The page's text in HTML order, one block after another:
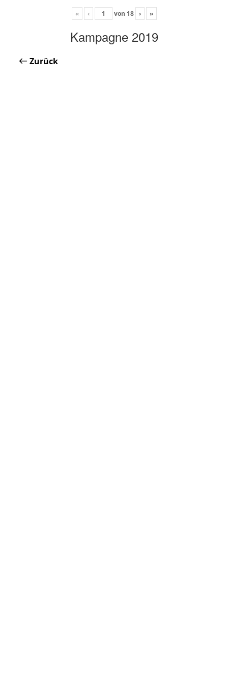
« ‹ von 18 › »
Kampagne 2019
Zurück